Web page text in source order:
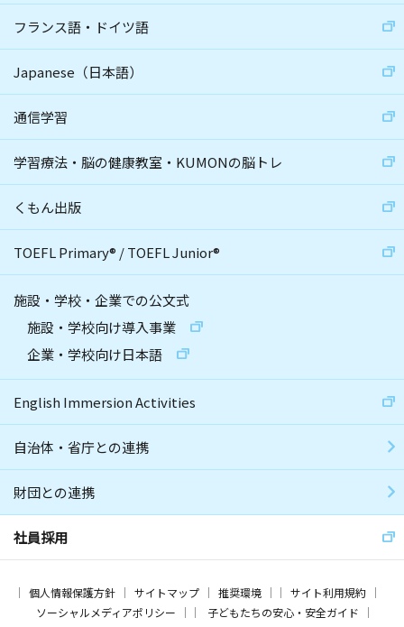
フランス語・ドイツ語
Japanese（日本語）
通信学習
学習療法・脳の健康教室・KUMONの脳トレ
くもん出版
TOEFL Primary® /TOEFL Junior®
施設・学校・企業での公文式
施設・学校向け導入事業
企業・学校向け日本語
English Immersion Activities
自治体・省庁との連携
財団との連携
社員採用
個人情報保護方針 サイトマップ 推奨環境
サイト利用規約
ソーシャルメディアポリシー
子どもたちの安心・安全ガイド